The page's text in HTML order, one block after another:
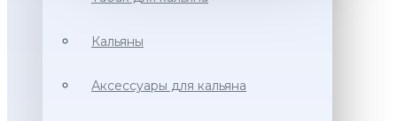
Кальяны
Аксессуары для кальяна